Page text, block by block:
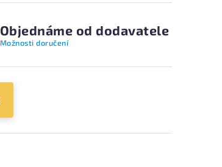
Objednáme od dodavatele
Možnosti doručení